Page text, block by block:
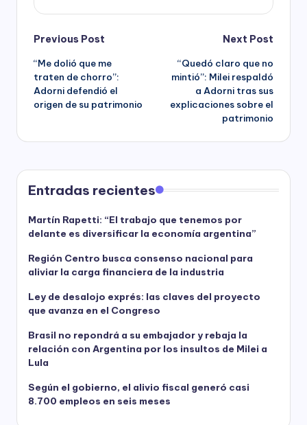
Post
navigation
Previous Post
“Me dolió que me
traten de chorro”:
Adorni defendió el
origen de su patrimonio
Next Post
“Quedó claro que no
mintió”: Milei respaldó
a Adorni tras sus
explicaciones sobre el
patrimonio
Entradas recientes
Martín Rapetti: “El trabajo que tenemos por
delante es diversificar la economía argentina”
Región Centro busca consenso nacional para
aliviar la carga financiera de la industria
Ley de desalojo exprés: las claves del proyecto
que avanza en el Congreso
Brasil no repondrá a su embajador y rebaja la
relación con Argentina por los insultos de Milei a
Lula
Según el gobierno, el alivio fiscal generó casi
8.700 empleos en seis meses